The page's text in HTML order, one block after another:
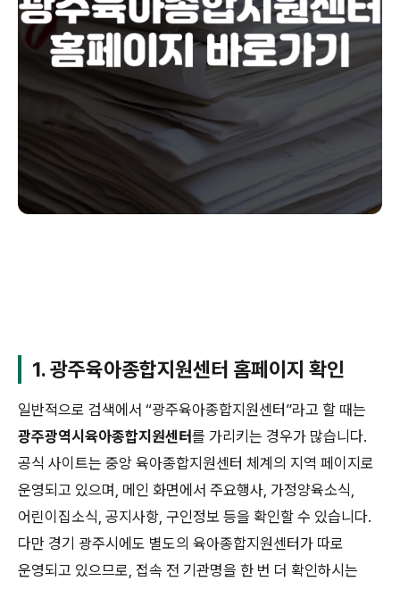
1. 광주육아종합지원센터 홈페이지 확인
일반적으로 검색에서 “광주육아종합지원센터”라고 할 때는
광주광역시육아종합지원센터를 가리키는 경우가 많습니다.
공식 사이트는 중앙 육아종합지원센터 체계의 지역 페이지로
운영되고 있으며, 메인 화면에서 주요행사, 가정양육소식,
어린이집소식, 공지사항, 구인정보 등을 확인할 수 있습니다.
다만 경기 광주시에도 별도의 육아종합지원센터가 따로
운영되고 있으므로, 접속 전 기관명을 한 번 더 확인하시는